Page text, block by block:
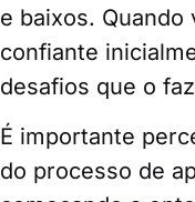
e baixos.
confiante
desafios que o
É importante
do processo de